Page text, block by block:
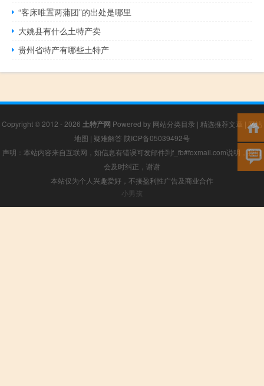
“客床唯置两蒲团”的出处是哪里
大姚县有什么土特产卖
贵州省特产有哪些土特产
Copyright © 2012 - 2026 土特产网 Powered by 网站分类目录 | 精选推荐文章 | 网站
地图 | 疑难解答 陕ICP备05039492号
声明：本站内容来自互联网，如信息有错误可发邮件到f_fb#foxmail.com说明，我们
会及时纠正，谢谢
本站仅为个人兴趣爱好，不接盈利性广告及商业合作
小男孩